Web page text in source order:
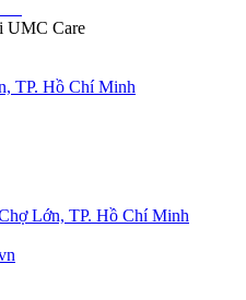
UMC Care
TP. Hồ Chí Minh
Lớn, TP. Hồ Chí Minh